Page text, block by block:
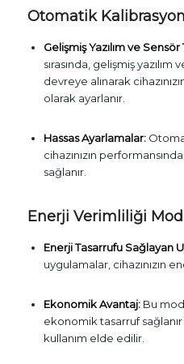
Otomatik
Gelişmiş Yazılım ve
sırasında, gelişmiş
devreye alınarak
olarak ayarlanır.
Hassas Ayarlamalar:
cihazınızın
sağlanır.
Enerji Verimliliği
Enerji Tasarrufu Sağlayan
uygulamalar, cihazınızın
Ekonomik Avantaj:Bu
ekonomik tasarruf
kullanım elde edilir.